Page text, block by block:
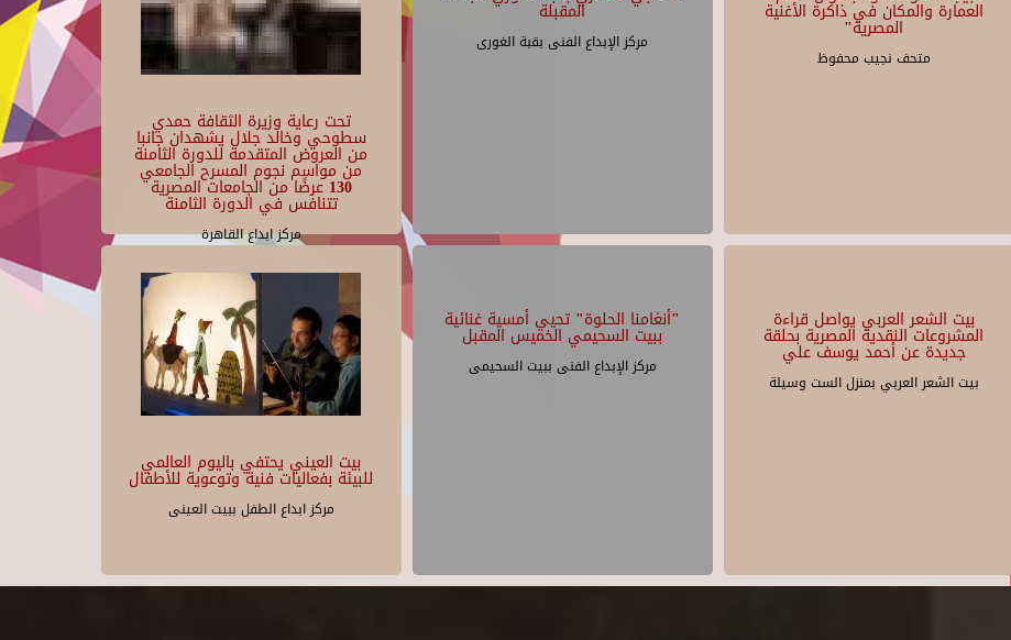
تحت رعاية وزيرة الثقافة حمدي
سطوحي وخالد جلال يشهدان جانبا
من العروض المتقدمة للدورة الثامنة
من مواسم نجوم المسرح الجامعي
130 عرضًا من الجامعات المصرية
تتنافس في الدورة الثامنة
مركز ابداع القاهرة
المقبلة
مركز الإبداع الفنى بقبة الغورى
العمارة والمكان في ذاكرة الأغنية
المصرية"
متحف نجيب محفوظ
بيت العيني يحتفي باليوم العالمي
للبيئة بفعاليات فنية وتوعوية للأطفال
مركز ابداع الطفل ببيت العينى
"أنغامنا الحلوة" تحيي أمسية غنائية
ببيت السحيمي الخميس المقبل
مركز الإبداع الفنى ببيت السحيمى
بيت الشعر العربي يواصل قراءة
المشروعات النقدية المصرية بحلقة
جديدة عن أحمد يوسف علي
بيت الشعر العربي بمنزل الست وسيلة